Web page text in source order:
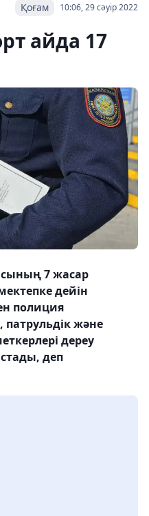
10:06, 29 сәуір 2022
Қоғам
айда 17
7 жасар
дейін
полиция
патрульдік және
дереу
деп